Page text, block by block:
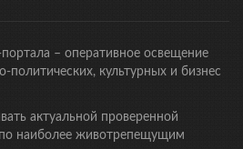
портала – оперативное освещение
политических, культурных и бизнес
актуальной проверенной
наиболее животрепещущим